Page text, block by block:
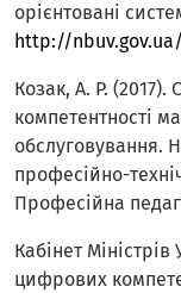
орієнтовані
http://nbuv.gov.ua/
Козак, А. Р. (2017).
компетентності
обслуговування.
професійно-
Професійна
Кабінет
цифрових